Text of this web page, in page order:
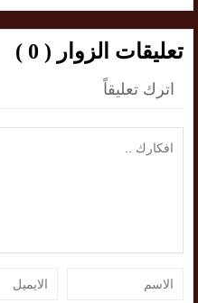
تعليقات الزوار ( 0 )
اترك تعليقاً